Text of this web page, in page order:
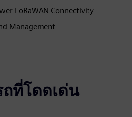
LoRaWAN Connectivity
Management
ที่โดดเด่น